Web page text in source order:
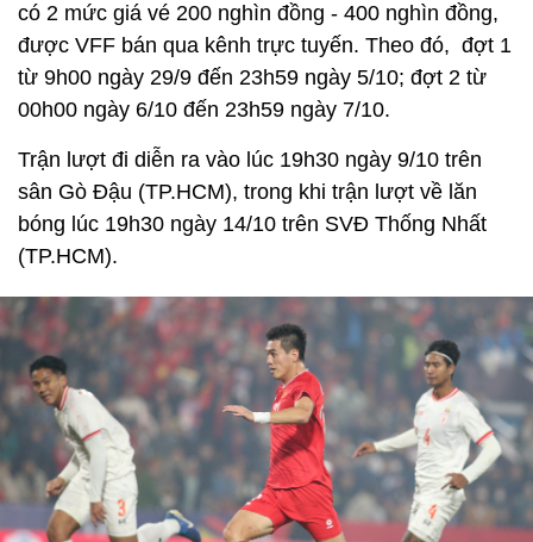
có 2 mức giá vé 200 nghìn đồng - 400 nghìn đồng,
được VFF bán qua kênh trực tuyến. Theo đó, đợt 1
từ 9h00 ngày 29/9 đến 23h59 ngày 5/10; đợt 2 từ
00h00 ngày 6/10 đến 23h59 ngày 7/10.
Trận lượt đi diễn ra vào lúc 19h30 ngày 9/10 trên
sân Gò Đậu (TP.HCM), trong khi trận lượt về lăn
bóng lúc 19h30 ngày 14/10 trên SVĐ Thống Nhất
(TP.HCM).